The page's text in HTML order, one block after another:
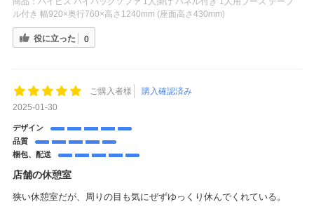
ル付き 幅920×奥行760×高さ1240mm (座面高さ430mm)
役に立った 0
ご購入者様
購入確認済み
2025-01-30
デザイン
品質
梱包、配送
店舗の休憩室
狭い休憩室だが、周りの目も気にぜずゆっくり休んでくれている。